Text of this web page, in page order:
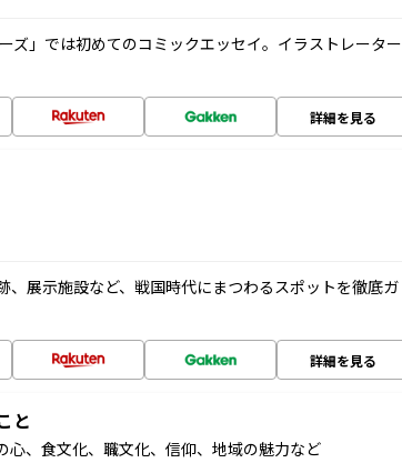
ズ」では初めてのコミックエッセイ。イラストレーター
詳細を見る
、展示施設など、戦国時代にまつわるスポットを徹底ガ
詳細を見る
と
、食文化、職文化、信仰、地域の魅力など